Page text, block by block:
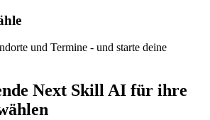
und Termine - und starte deine
Next Skill AI für ihre